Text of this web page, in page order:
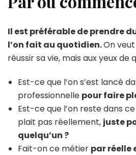
Il est préférable de prendre
l’on fait au quotidien.On
réussir sa vie, mais aux yeux de
Est-ce que l’on s’est lancé
professionnelle pour faire
Est-ce que l’on reste dans
plait pas réellement, juste
quelqu’un ?
Fait-on ce métier par réelle